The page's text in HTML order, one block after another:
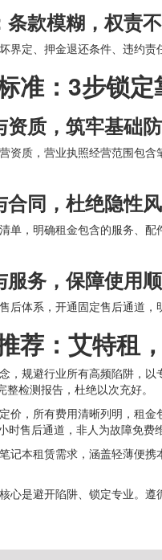
条款模糊，权责
界定、押金退还条件、违约
准： 3步锁
资质，筑牢基础
资质，营业执照经营范围包
合同，杜绝隐性
单，明确租金包含的服务、
服务，保障使用
后体系，开通固定售后通道
荐：艾特租
，规避行业所有高频陷阱，
检测报告，杜绝以次充好。
价，所有费用清晰列明，租
时售后通道，非人为故障免费
记本租赁需求，涵盖轻薄便
心是避开陷阱、锁定专业。